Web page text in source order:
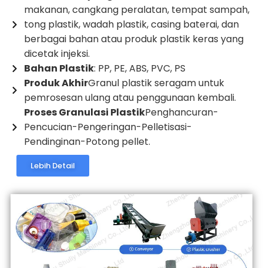
makanan, cangkang peralatan, tempat sampah,
tong plastik, wadah plastik, casing baterai, dan
berbagai bahan atau produk plastik keras yang
dicetak injeksi.
Bahan Plastik: PP, PE, ABS, PVC, PS
Produk AkhirGranul plastik seragam untuk
pemrosesan ulang atau penggunaan kembali.
Proses Granulasi PlastikPenghancuran-
Pencucian-Pengeringan-Pelletisasi-
Pendinginan-Potong pellet.
Lebih Detail